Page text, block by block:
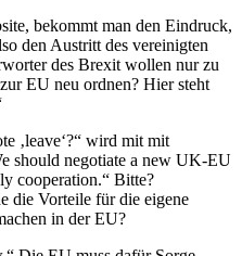
bekommt man den Eindruck,
den Austritt des vereinigten
des Brexit wollen nur zu
EU neu ordnen? Hier steht
‚leave‘?“ wird mit mit
should negotiate a new UK-EU
cooperation.“ Bitte?
die Vorteile für die eigene
in der EU?